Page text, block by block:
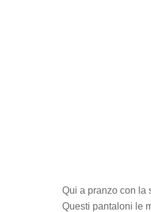
Qui a pranzo con la
Questi pantaloni le